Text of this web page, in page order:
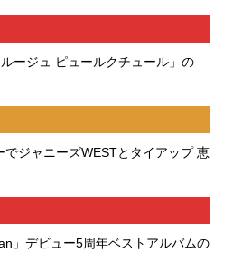
ージュ ピュールクチュール」の
でジャニーズWESTとタイアップ 恵
」デビュー5周年ベストアルバムの